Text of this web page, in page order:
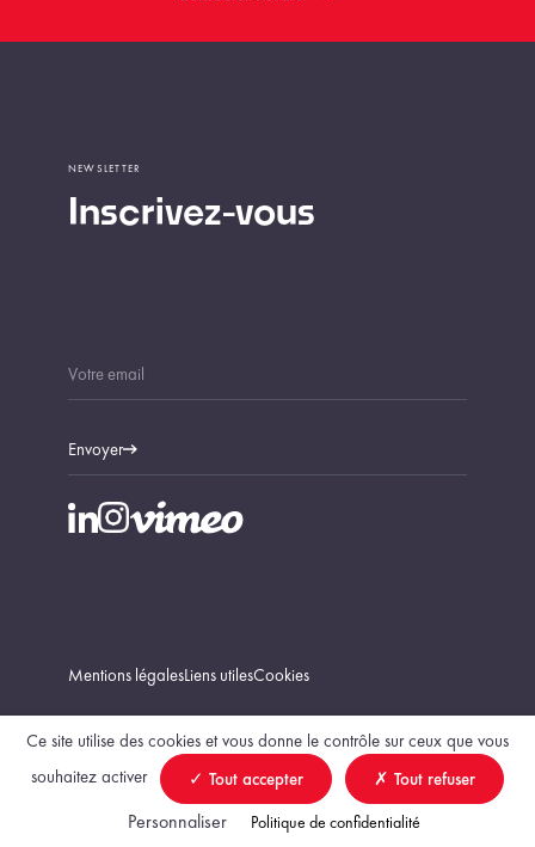
Trouver un géomètre-expert
Inscrivez-vous
NEWSLETTER
Envoyer
Mentions légalesLiens utilesCookies
Ce site utilise des cookies et vous donne le contrôle sur ceux que vous
souhaitez activer
Tout accepter Tout refuser
Personnaliser Politique de confidentialité